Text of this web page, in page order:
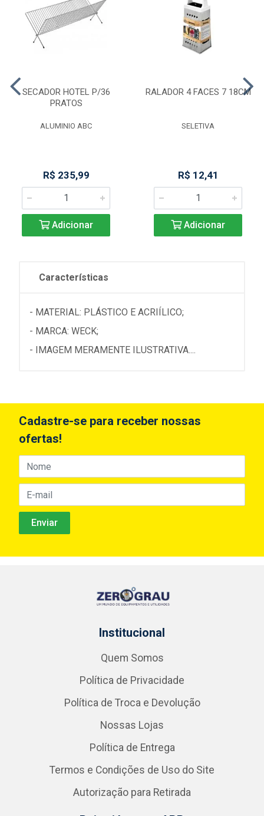
SECADOR HOTEL P/36
PRATOS
ALUMINIO ABC
R$ 235,99
Adicionar
RALADOR 4 FACES 7 18CM
SELETIVA
R$ 12,41
Adicionar
Características
- MATERIAL: PLÁSTICO E ACRIÍLICO;
- MARCA: WECK;
- IMAGEM MERAMENTE ILUSTRATIVA....
Cadastre-se para receber nossas
ofertas!
Institucional
Quem Somos
Política de Privacidade
Política de Troca e Devolução
Nossas Lojas
Política de Entrega
Termos e Condições de Uso do Site
Autorização para Retirada